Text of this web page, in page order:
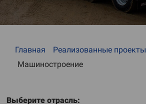
Главная
Реализованные проекты
Машиностроение
Выберите отрасль: